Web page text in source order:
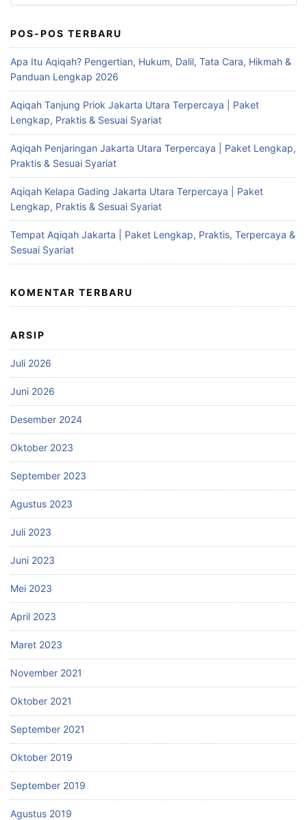
untuk:
POS-POS TERBARU
Apa Itu Aqiqah? Pengertian, Hukum, Dalil, Tata Cara, Hikmah &
Panduan Lengkap 2026
Aqiqah Tanjung Priok Jakarta Utara Terpercaya | Paket
Lengkap, Praktis & Sesuai Syariat
Aqiqah Penjaringan Jakarta Utara Terpercaya | Paket Lengkap,
Praktis & Sesuai Syariat
Aqiqah Kelapa Gading Jakarta Utara Terpercaya | Paket
Lengkap, Praktis & Sesuai Syariat
Tempat Aqiqah Jakarta | Paket Lengkap, Praktis, Terpercaya &
Sesuai Syariat
KOMENTAR TERBARU
ARSIP
Juli 2026
Juni 2026
Desember 2024
Oktober 2023
September 2023
Agustus 2023
Juli 2023
Juni 2023
Mei 2023
April 2023
Maret 2023
November 2021
Oktober 2021
September 2021
Oktober 2019
September 2019
Agustus 2019